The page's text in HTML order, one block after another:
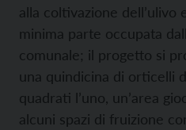
alla coltivazione dell’ulivo
minima parte occupata
comunale; il progetto si
una quindicina di orticelli
quadrati l’uno, un’area
alcuni spazi di fruizione